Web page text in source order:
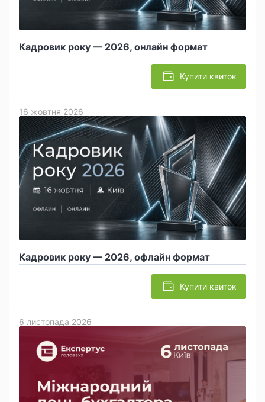
Кадровик року — 2026, онлайн формат
Купити квиток
Кадровик року — 2026, офлайн формат
16 жовтня 2026
Купити квиток
6 листопада 2026